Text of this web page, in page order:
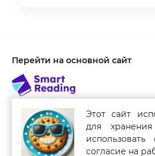
Перейти на основной сайт
Связаться с нами
Smart Reading для мобильных
Этот сайт
для
согласие на